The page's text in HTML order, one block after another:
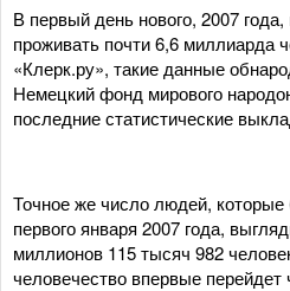
В первый день нового, 2007
проживать почти 6,6 миллиарда
«Клерк.ру», такие данные
Немецкий фонд мирового
последние статистические
Точное же число людей,
первого января 2007 года,
миллионов 115 тысяч 982
человечество впервые перейдет